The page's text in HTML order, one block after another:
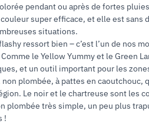
pendant ou après de fortes
couleur super efficace, et elle est
situations.
ressort bien – c’est l’un de nos
Comme le Yellow Yummy et le Green
et un outil important pour les
plombée, à pattes en caoutchouc,
Le noir et le chartreuse sont les
plombée très simple, un peu plus
!